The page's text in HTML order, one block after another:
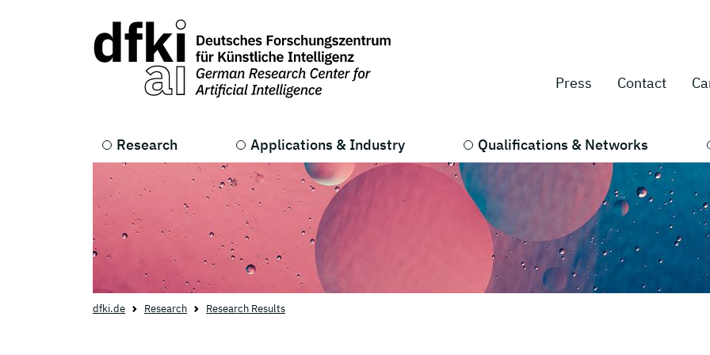
Press Contact
Research Applications & Industry Qualifications & Networks
dfki.de Research Research Results